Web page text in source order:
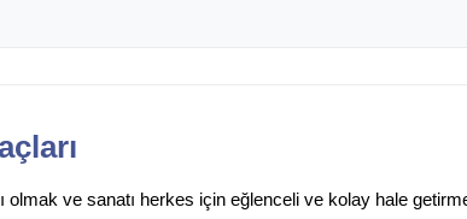
olmak ve sanatı herkes için eğlenceli ve kolay hale